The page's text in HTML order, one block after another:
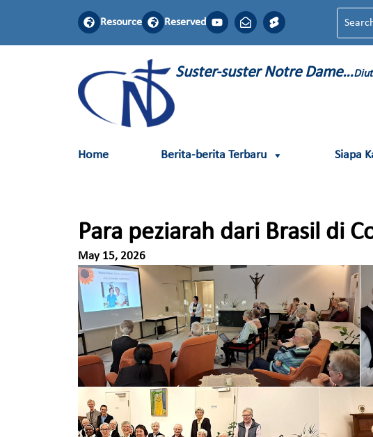
Resource Reserved
Suster-suster Notre Dame…
Home Berita-berita Terbaru Siapa
Para peziarah dari Brasil di
May 15, 2026